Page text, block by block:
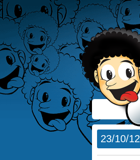
23/10/12